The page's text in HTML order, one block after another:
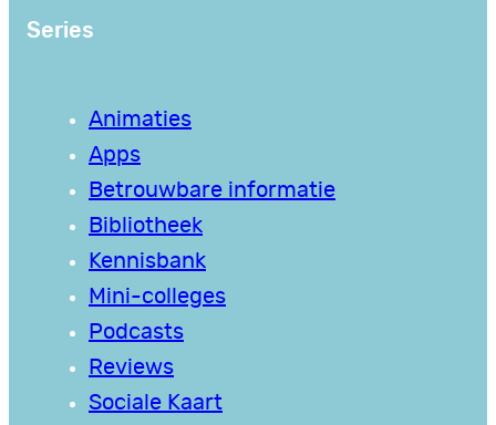
Series
Animaties
Apps
Betrouwbare informatie
Bibliotheek
Kennisbank
Mini-colleges
Podcasts
Reviews
Sociale Kaart